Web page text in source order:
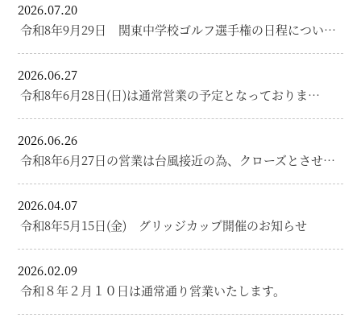
2026.07.20
令和8年9月29日 関東中学校ゴルフ選手権の日程につい…
2026.06.27
令和8年6月28日(日)は通常営業の予定となっておりま…
2026.06.26
令和8年6月27日の営業は台風接近の為、クローズとさせ…
2026.04.07
令和8年5月15日(金) グリッジカップ開催のお知らせ
2026.02.09
令和８年２月１０日は通常通り営業いたします。